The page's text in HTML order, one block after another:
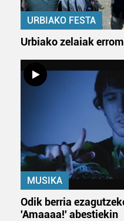
dezakezun ikusteko.
Lortu zure datu
zure baimena Cookieen
Webgune honek cookie
fitxategiak erabiltzen ditu.
zerbitzuak hobetzeko
baliatzen gara. Ohar hau
erabiltzeko baimen
irakurri
URBIAKO FESTA
Urbiako zelaiak
MUSIKA
Odik berria
'Amaaaa!' abestiekin